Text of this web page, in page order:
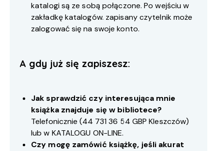
katalogi są ze sobą połączone. Po wejściu w
zakładkę katalogów. zapisany czytelnik może
zalogować się na swoje konto.
A gdy już się zapiszesz:
Jak sprawdzić czy interesująca mnie
książka znajduje się w bibliotece?
Telefonicznie (44 731 36 54 GBP Kleszczów)
lub w KATALOGU ON-LINE.
Czy mogę zamówić książkę, jeśli akurat